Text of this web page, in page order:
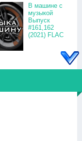
В машине с
музыкой
Выпуск
#161,162
(2021) FLAC